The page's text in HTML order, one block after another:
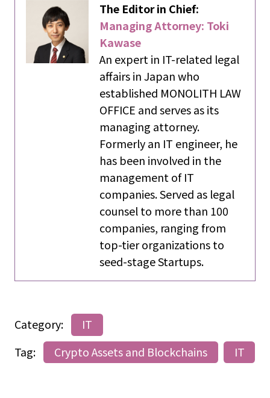
The Editor in Chief:
Managing Attorney: Toki
Kawase
An expert in IT-related legal
affairs in Japan who
established MONOLITH LAW
OFFICE and serves as its
managing attorney.
Formerly an IT engineer, he
has been involved in the
management of IT
companies. Served as legal
counsel to more than 100
companies, ranging from
top-tier organizations to
seed-stage Startups.
Category:
IT
Tag:
Crypto Assets and Blockchains IT